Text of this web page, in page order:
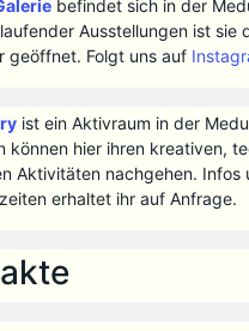
befindet sich in der
Ausstellungen ist sie
geöffnet. Folgt uns auf
ist ein Aktivraum in der
können hier ihren kreativen,
Aktivitäten nachgehen. Infos
erhaltet ihr auf Anfrage.